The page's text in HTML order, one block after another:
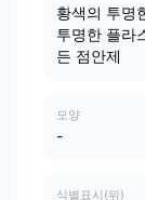
황색의 투명
투명한 플라
든 점안제
모양
-
식별표시(뒤)